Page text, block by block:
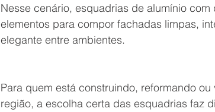
Nesse cenário, esquadrias de alumínio
elementos para compor fachadas limpas,
elegante entre ambientes.
Para quem está construindo, reformando
região, a escolha certa das esquadrias faz